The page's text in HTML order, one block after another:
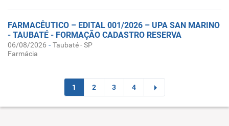
FARMACÊUTICO – EDITAL 001/2026 – UPA SAN MARINO
- TAUBATÉ - FORMAÇÃO CADASTRO RESERVA
06/08/2026 -Taubaté - SP
Farmácia
1 2 3 4